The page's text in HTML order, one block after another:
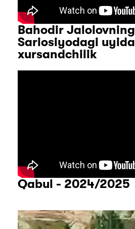
Bahodir Jalolovning
Sariosiyodagi uyida
xursandchilik
Qabul - 2024/2025